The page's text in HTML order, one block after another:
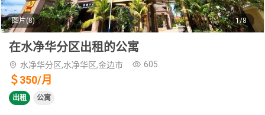
图片(8) 1/8
在水净华分区出租的公寓
水净华分区,水净华区,金边市 605
＄350/月
出租 公寓